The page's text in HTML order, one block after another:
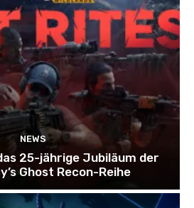
NEWS
25-jährige Jubiläum der
Ghost Recon-Reihe